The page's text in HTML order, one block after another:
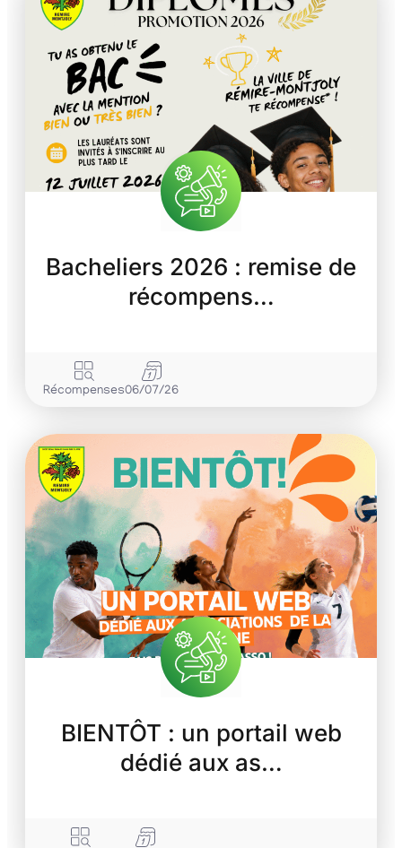
Bacheliers 2026 : remise de
récompens…
Récompenses06/07/26
BIENTÔT : un portail web
dédié aux as…